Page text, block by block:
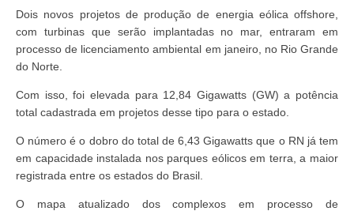
Dois novos projetos de produção de energia eólica offshore,
com turbinas que serão implantadas no mar, entraram em
processo de licenciamento ambiental em janeiro, no Rio Grande
do Norte.
Com isso, foi elevada para 12,84 Gigawatts (GW) a potência
total cadastrada em projetos desse tipo para o estado.
O número é o dobro do total de 6,43 Gigawatts que o RN já tem
em capacidade instalada nos parques eólicos em terra, a maior
registrada entre os estados do Brasil.
O mapa atualizado dos complexos em processo de